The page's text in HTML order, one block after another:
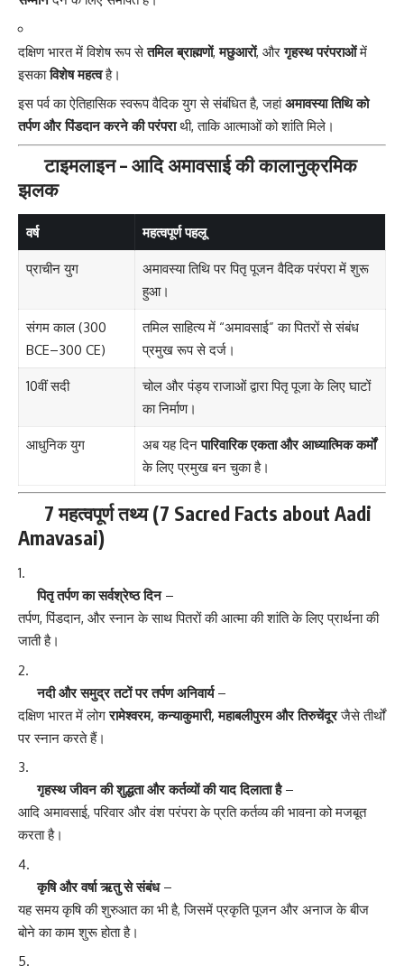
दक्षिण भारत में विशेष रूप सेतमिल ब्राह्मणों,मछुआरों, औरगृहस्थ परंपराओंमें
इसकाविशेष महत्वहै।
इस पर्व का ऐतिहासिक स्वरूप वैदिक युग से संबंधित है, जहांअमावस्या तिथि को
तर्पण और पिंडदान करने की परंपराथी, ताकि आत्माओं को शांति मिले।
टाइमलाइन – आदि अमावसाई की कालानुक्रमिक
झलक
वर्ष महत्वपूर्ण पहलू
प्राचीन युग
अमावस्या तिथि पर पितृ पूजन वैदिक परंपरा में शुरू
हुआ।
संगम काल (300
BCE–300 CE)
तमिल साहित्य में “अमावसाई” का पितरों से संबंध
प्रमुख रूप से दर्ज।
10वीं सदी
चोल और पंड्य राजाओं द्वारा पितृ पूजा के लिए घाटों
का निर्माण।
आधुनिक युग अब यह दिनपारिवारिक एकता और आध्यात्मिक कर्मों
के लिए प्रमुख बन चुका है।
7 महत्वपूर्ण तथ्य (7 Sacred Facts about Aadi
Amavasai)
पितृ तर्पण का सर्वश्रेष्ठ दिन–
तर्पण, पिंडदान, और स्नान के साथ पितरों की आत्मा की शांति के लिए प्रार्थना की
जाती है।
नदी और समुद्र तटों पर तर्पण अनिवार्य–
दक्षिण भारत में लोगरामेश्वरम, कन्याकुमारी, महाबलीपुरम और तिरुचेंदूरजैसे तीर्थों
पर स्नान करते हैं।
गृहस्थ जीवन की शुद्धता और कर्तव्यों की याद दिलाता है–
आदि अमावसाई, परिवार और वंश परंपरा के प्रति कर्तव्य की भावना को मजबूत
करता है।
कृषि और वर्षा ऋतु से संबंध–
यह समय कृषि की शुरुआत का भी है, जिसमें प्रकृति पूजन और अनाज के बीज
बोने का काम शुरू होता है।